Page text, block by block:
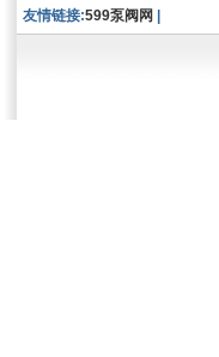
友情链接:599泵阀网